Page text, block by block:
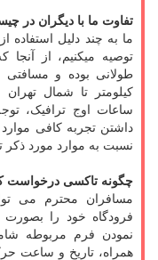
تفاوت ما با دیگران در
ما به چند دلیل استفاده
توصیه میکنیم، از
کیلومتر تا شمال
ساعات اوج ترافیک،
داشتن تجربه کافی
نسبت به موارد مورد ذکر
چگونه تاکسی درخواست
مسافران محترم می
فرودگاه خود را بصورت
نمودن فرم مربوطه
همراه، تاریخ و ساعت